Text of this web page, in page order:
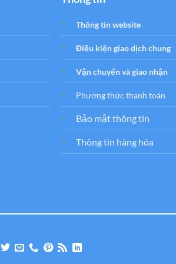
Thông tin website
Điều kiện giao dịch chung
Vận chuyển và giao nhận
Phương thức thanh toán
Bảo mật thông tin
Thông tin hàng hóa